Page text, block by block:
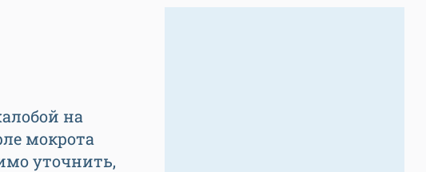
на
мокрота
уточнить,